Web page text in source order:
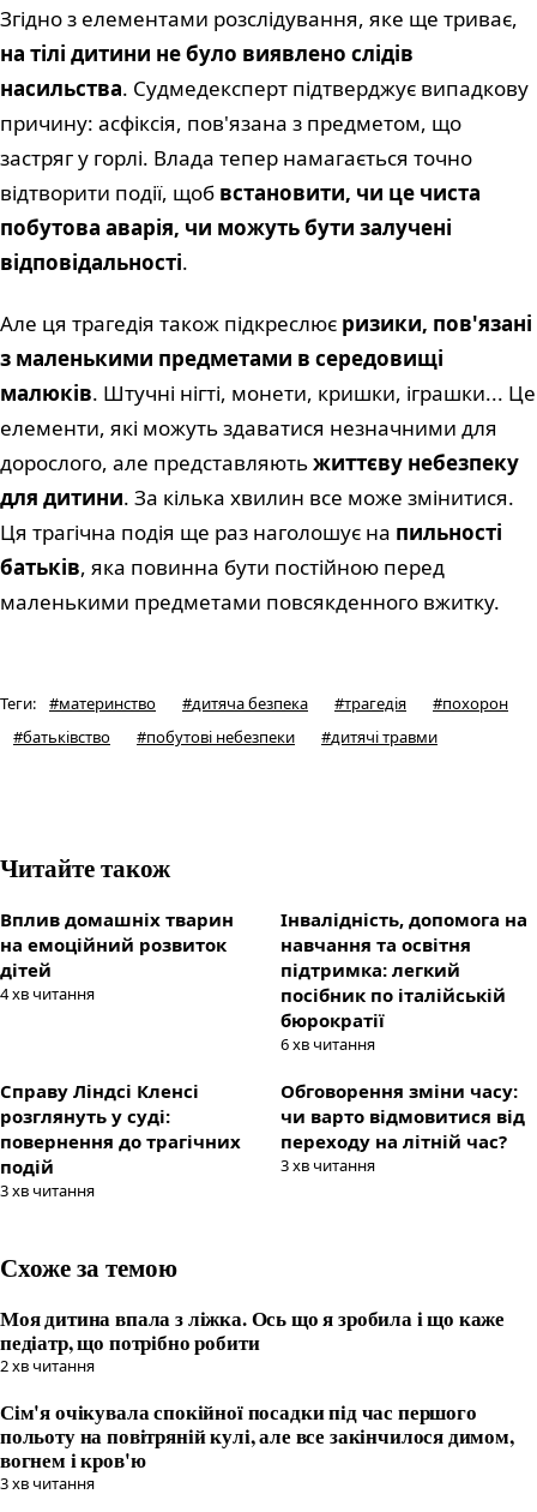
Згідно з елементами розслідування, яке ще триває,
на тілі дитини не було виявлено слідів
насильства. Судмедексперт підтверджує випадкову
причину: асфіксія, пов'язана з предметом, що
застряг у горлі. Влада тепер намагається точно
відтворити події, щоб встановити, чи це чиста
побутова аварія, чи можуть бути залучені
відповідальності.
Але ця трагедія також підкреслює ризики, пов'язані
з маленькими предметами в середовищі
малюків. Штучні нігті, монети, кришки, іграшки... Це
елементи, які можуть здаватися незначними для
дорослого, але представляютьжиттєву небезпеку
для дитини. За кілька хвилин все може змінитися.
Ця трагічна подія ще раз наголошує на пильності
батьків, яка повинна бути постійною перед
маленькими предметами повсякденного вжитку.
Теги: #материнство #дитяча безпека #трагедія #похорон
#батьківство #побутові небезпеки #дитячі травми
Читайте також
Вплив домашніх тварин
на емоційний розвиток
дітей
4хв читання
Інвалідність, допомога на
навчання та освітня
підтримка: легкий
посібник по італійській
бюрократії
6хв читання
Справу Ліндсі Кленсі
розглянуть у суді:
повернення до трагічних
подій
3хв читання
Обговорення зміни часу:
чи варто відмовитися від
переходу на літній час?
3хв читання
Схоже за темою
Моя дитина впала з ліжка. Ось що я зробила і що каже
педіатр, що потрібно робити
2хв читання
Сім'я очікувала спокійної посадки під час першого
польоту на повітряній кулі, але все закінчилося димом,
вогнем і кров'ю
3хв читання